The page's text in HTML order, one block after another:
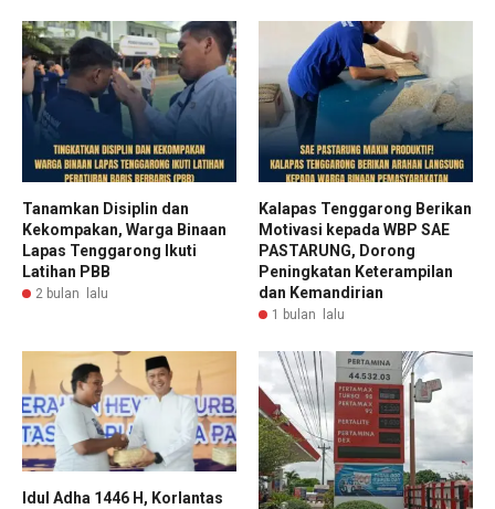
Tanamkan Disiplin dan
Kekompakan, Warga Binaan
Lapas Tenggarong Ikuti
Latihan PBB
2 bulan lalu
Kalapas Tenggarong Berikan
Motivasi kepada WBP SAE
PASTARUNG, Dorong
Peningkatan Keterampilan
dan Kemandirian
1 bulan lalu
Idul Adha 1446 H, Korlantas